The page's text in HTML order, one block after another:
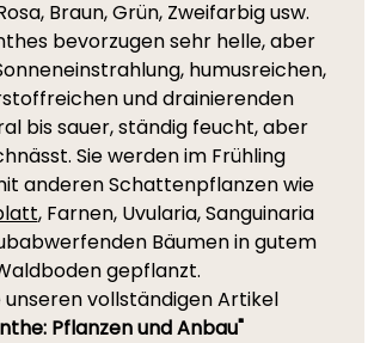
Braun, Grün, Zweifarbig usw.
bevorzugen sehr helle, aber
humusreichen,
und drainierenden
bis sauer, ständig feucht, aber
Sie werden im Frühling
anderen Schattenpflanzen wie
, Farnen, Uvularia, Sanguinaria
Bäumen in gutem
gepflanzt.
unseren vollständigen Artikel
Pflanzen und Anbau"